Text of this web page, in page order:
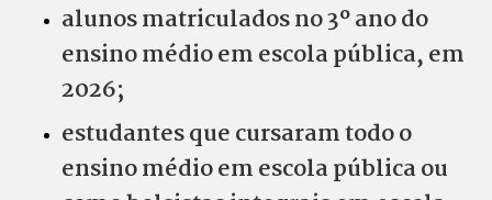
alunos matriculados no 3º ano do
ensino médio em escola pública, em
2026;
estudantes que cursaram todo o
ensino médio em escola pública ou